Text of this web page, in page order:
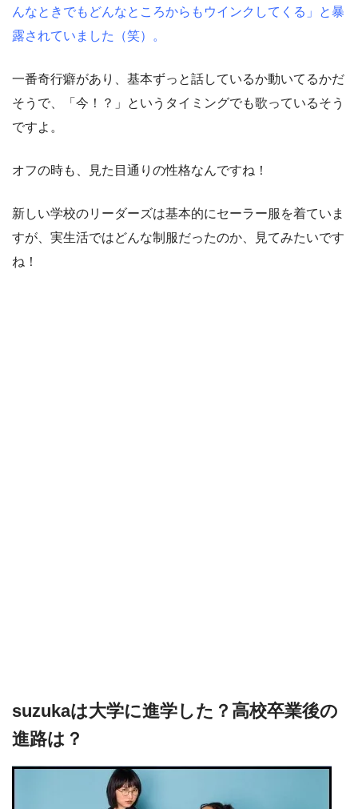
んなときでもどんなところからもウインクしてくる」と暴
露されていました（笑）。
一番奇行癖があり、基本ずっと話しているか動いてるかだ
そうで、「今！？」というタイミングでも歌っているそう
ですよ。
オフの時も、見た目通りの性格なんですね！
新しい学校のリーダーズは基本的にセーラー服を着ていま
すが、実生活ではどんな制服だったのか、見てみたいです
ね！
suzukaは大学に進学した？高校卒業後の
進路は？